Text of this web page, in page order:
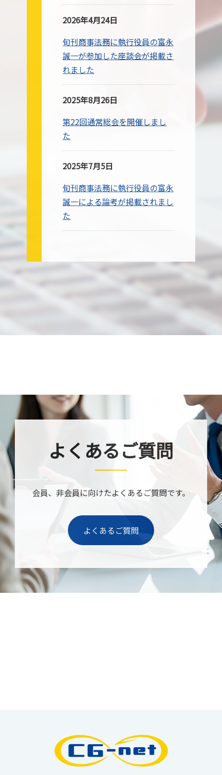
2026年4月24日
旬刊商事法務に執行役員の富永
誠一が参加した座談会が掲載さ
れました
2025年8月26日
第22回通常総会を開催しまし
た
2025年7月5日
旬刊商事法務に執行役員の富永
誠一による論考が掲載されまし
た
よくあるご質問
会員、非会員に向けたよくあるご質問です。
よくあるご質問